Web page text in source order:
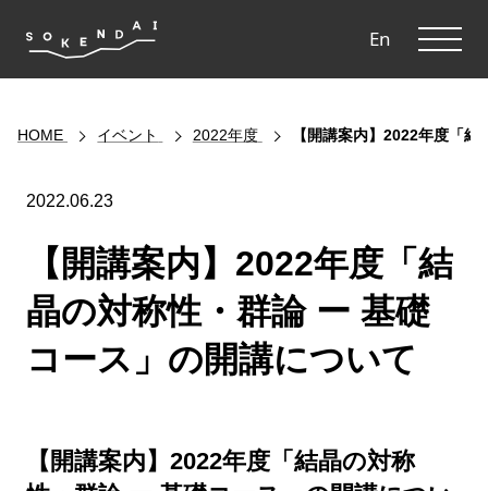
En
HOME イベント 2022年度 【開講案内】2022年度「
2022.06.23
【開講案内】2022年度「結
晶の対称性・群論 ー 基礎
コース」の開講について
【開講案内】2022年度「結晶の対称